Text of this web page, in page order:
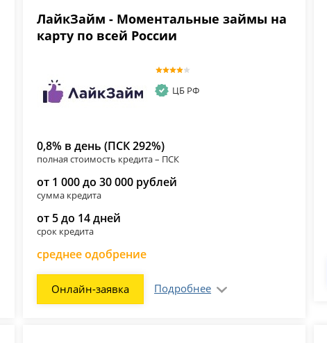
ЛайкЗайм - Моментальные займы на
карту по всей России
ЦБ РФ
0,8% в день (ПСК 292%)
полная стоимость кредита – ПСК
от 1 000 до 30 000 рублей
сумма кредита
от 5 до 14 дней
срок кредита
среднее одобрение
Онлайн-заявка Подробнее